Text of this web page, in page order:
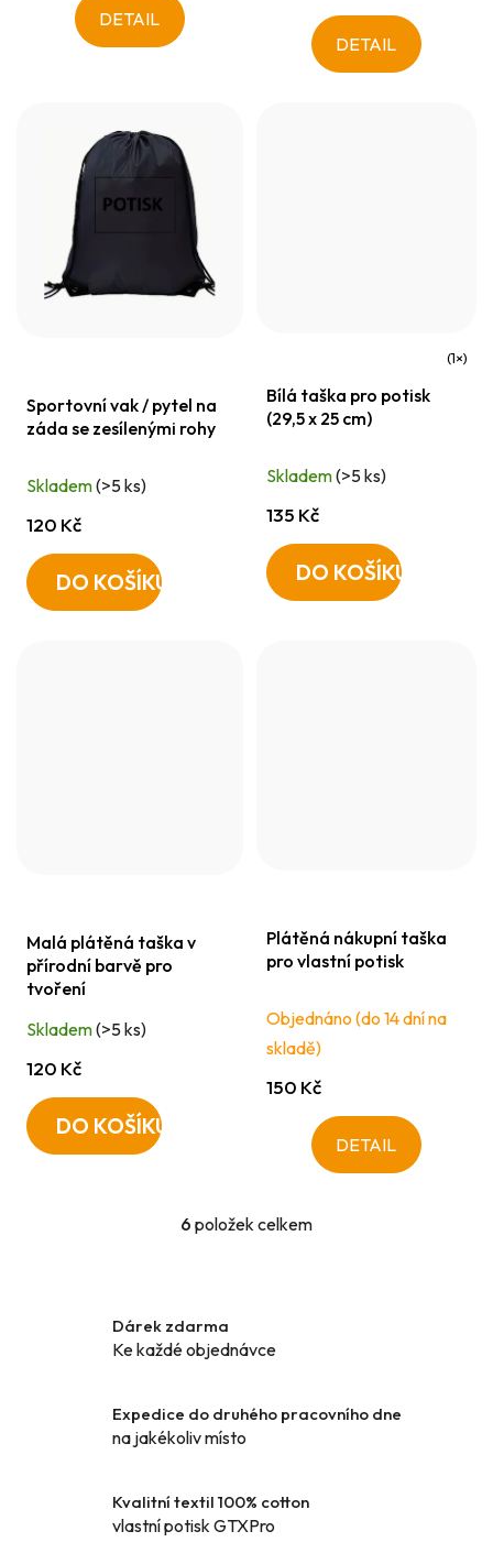
DETAIL
DETAIL
Sportovní vak / pytel na
záda se zesílenými rohy
Skladem(>5 ks)
120 Kč
DO KOŠÍKU
hodnocení
produktu
z
5
hvězdiček.
Bílá taška pro potisk
(29,5 x 25 cm)
Skladem(>5 ks)
135 Kč
DO KOŠÍKU
Malá plátěná taška v
přírodní barvě pro
tvoření
Skladem(>5 ks)
120 Kč
DO KOŠÍKU
Plátěná nákupní taška
pro vlastní potisk
Objednáno (do 14 dní na
skladě)
150 Kč
DETAIL
O
a
p
k
y
6 položek celkem
Dárek zdarma
Ke každé objednávce
Expedice do druhého pracovního dne
na jakékoliv místo
Kvalitní textil 100% cotton
vlastní potisk GTXPro